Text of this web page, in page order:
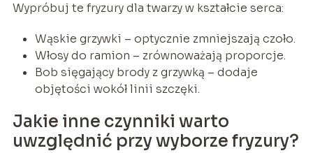
Wypróbuj te fryzury dla twarzy w kształcie serca:
Wąskie grzywki – optycznie zmniejszają czoło.
Włosy do ramion – zrównoważają proporcje.
Bob sięgający brody z grzywką – dodaje
objętości wokół linii szczęki.
Jakie inne czynniki warto
uwzględnić przy wyborze fryzury?